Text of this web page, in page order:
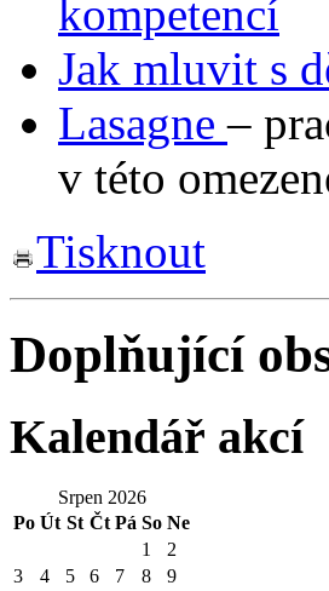
kompetencí
Jak mluvit s
Lasagne–
v této
Tisknout
Doplňující
Kalendář akcí
Srpen 2026
Po Út St Čt Pá So Ne
1
2
3
4 5 6 7 8
9